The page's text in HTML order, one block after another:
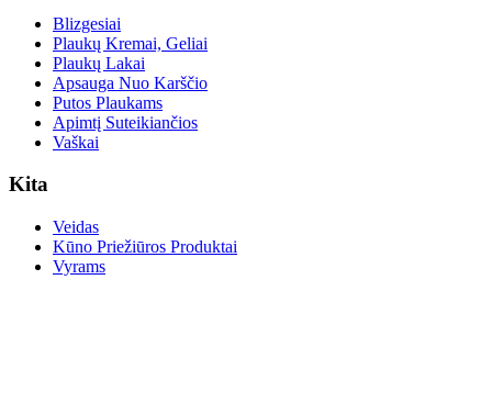
Blizgesiai
Plaukų Kremai, Geliai
Plaukų Lakai
Apsauga Nuo Karščio
Putos Plaukams
Apimtį Suteikiančios
Vaškai
Kita
Veidas
Kūno Priežiūros Produktai
Vyrams